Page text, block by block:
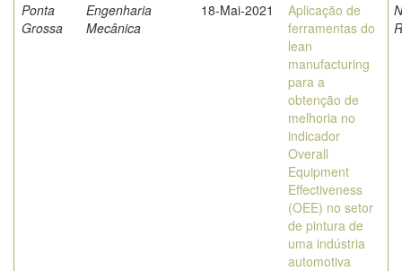
Ponta
Grossa
Engenharia
Mecânica
18-Mai-2021
Aplicação de
ferramentas do
lean
manufacturing
para a
obtenção de
melhoria no
indicador
Overall
Equipment
Effectiveness
(OEE) no setor
de pintura de
uma indústria
automotiva